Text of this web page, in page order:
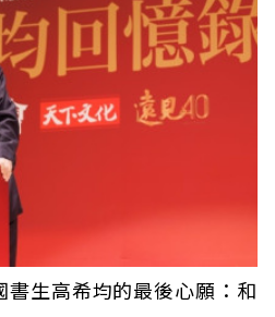
生高希均的最後心願：和